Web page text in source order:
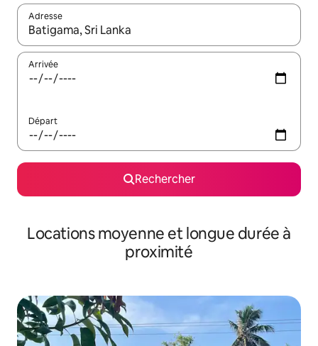
Adresse
Lorsque les résultats s'affichent, utilisez les flèches vers le
Arrivée
Départ
Rechercher
Locations moyenne et longue durée à
proximité